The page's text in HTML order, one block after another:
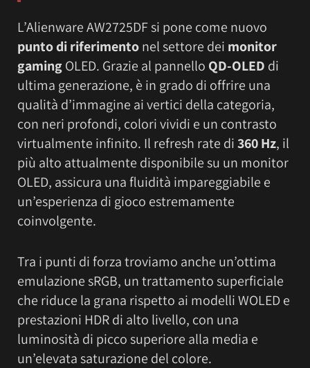
L’Alienware AW2725DF si pone come nuovo
punto di riferimentonel settore dei monitor
gamingOLED. Grazie al pannello QD-OLED di
ultima generazione, è in grado di offrire una
qualità d’immagine ai vertici della categoria,
con neri profondi, colori vividi e un contrasto
virtualmente infinito. Il refresh rate di360 Hz, il
più alto attualmente disponibile su un monitor
OLED, assicura una fluidità impareggiabile e
un’esperienza di gioco estremamente
coinvolgente.
Tra i punti di forza troviamo anche un’ottima
emulazione sRGB, un trattamento superficiale
che riduce la grana rispetto ai modelli WOLED e
prestazioni HDR di alto livello, con una
luminosità di picco superiore alla media e
un’elevata saturazione del colore.